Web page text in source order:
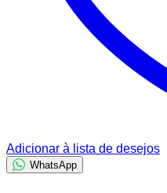
Adicionar à lista de desejos
WhatsApp